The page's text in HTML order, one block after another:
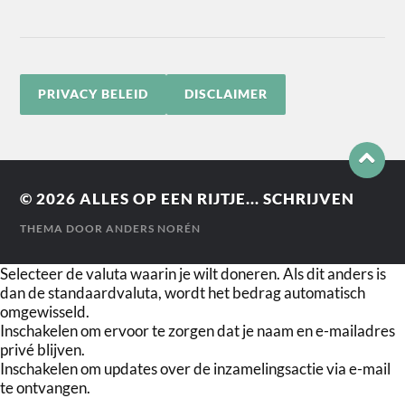
PRIVACY BELEID DISCLAIMER
© 2026ALLES OP EEN RIJTJE... SCHRIJVEN
THEMA DOORANDERS NORÉN
Selecteer de valuta waarin je wilt doneren. Als dit anders is
dan de standaardvaluta, wordt het bedrag automatisch
omgewisseld.
Inschakelen om ervoor te zorgen dat je naam en e-mailadres
privé blijven.
Inschakelen om updates over de inzamelingsactie via e-mail
te ontvangen.